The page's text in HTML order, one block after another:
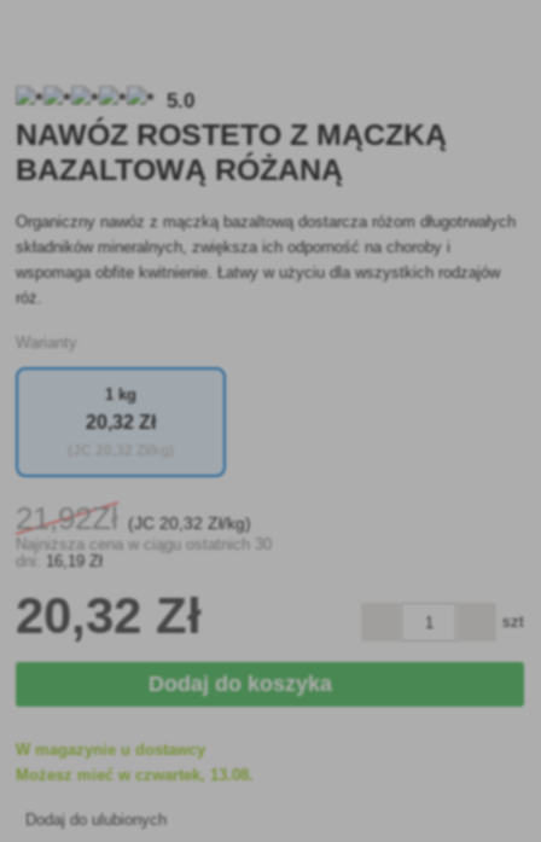
5.0
NAWÓZ ROSTETO Z MĄCZKĄ
BAZALTOWĄ RÓŻANĄ
Organiczny nawóz z mączką bazaltową dostarcza różom długotrwałych
składników mineralnych, zwiększa ich odporność na choroby i
wspomaga obfite kwitnienie. Łatwy w użyciu dla wszystkich rodzajów
róż.
Warianty
1 kg
20,32 Zł
21,92Zł (JC20,32 Zł/kg)
Najniższa cena w ciągu ostatnich 30
dni:
16,19 Zł
20,32 Zł szt
Dodaj do koszyka
W magazynie u dostawcy
Możesz mieć w czwartek, 13.08.
Dodaj do ulubionych